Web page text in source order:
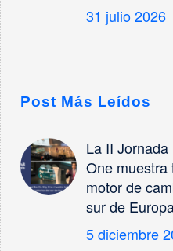
31 julio 2026
Post Más Leídos
La II
One muestra
motor de
sur de
5 diciembre